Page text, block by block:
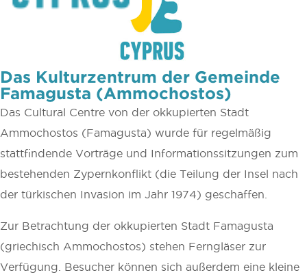
Das Kulturzentrum der Gemeinde
Famagusta (Ammochostos)
Das Cultural Centre von der okkupierten Stadt
Ammochostos (Famagusta) wurde für regelmäßig
stattfindende Vorträge und Informationssitzungen zum
bestehenden Zypernkonflikt (die Teilung der Insel nach
der türkischen Invasion im Jahr 1974) geschaffen.
Zur Betrachtung der okkupierten Stadt Famagusta
(griechisch Ammochostos) stehen Ferngläser zur
Verfügung. Besucher können sich außerdem eine kleine